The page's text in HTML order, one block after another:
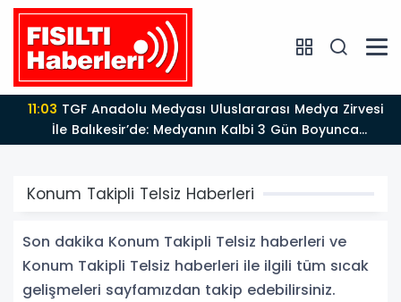
11:03TGF Anadolu Medyası Uluslararası Medya Zirvesi
İle Balıkesir’de: Medyanın Kalbi 3 Gün Boyunca
Balıkesir'de Atacak
Konum Takipli Telsiz Haberleri
Son dakika Konum Takipli Telsiz haberleri ve
Konum Takipli Telsiz haberleri ile ilgili tüm sıcak
gelişmeleri sayfamızdan takip edebilirsiniz.